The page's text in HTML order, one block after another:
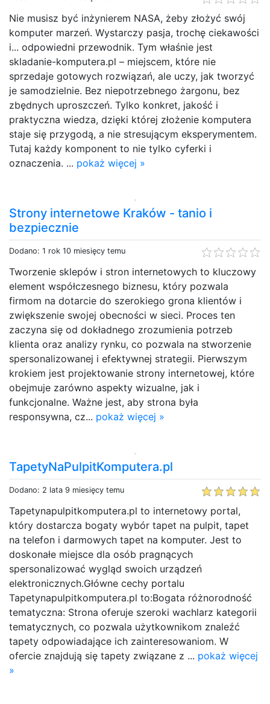
Nie musisz być inżynierem NASA, żeby złożyć swój
komputer marzeń. Wystarczy pasja, trochę ciekawości
i... odpowiedni przewodnik. Tym właśnie jest
skladanie-komputera.pl – miejscem, które nie
sprzedaje gotowych rozwiązań, ale uczy, jak tworzyć
je samodzielnie. Bez niepotrzebnego żargonu, bez
zbędnych uproszczeń. Tylko konkret, jakość i
praktyczna wiedza, dzięki której złożenie komputera
staje się przygodą, a nie stresującym eksperymentem.
Tutaj każdy komponent to nie tylko cyferki i
oznaczenia. ... pokaż więcej »
Strony internetowe Kraków - tanio i
bezpiecznie
Dodano: 1 rok 10 miesięcy temu
Tworzenie sklepów i stron internetowych to kluczowy
element współczesnego biznesu, który pozwala
firmom na dotarcie do szerokiego grona klientów i
zwiększenie swojej obecności w sieci. Proces ten
zaczyna się od dokładnego zrozumienia potrzeb
klienta oraz analizy rynku, co pozwala na stworzenie
spersonalizowanej i efektywnej strategii. Pierwszym
krokiem jest projektowanie strony internetowej, które
obejmuje zarówno aspekty wizualne, jak i
funkcjonalne. Ważne jest, aby strona była
responsywna, cz... pokaż więcej »
TapetyNaPulpitKomputera.pl
Dodano: 2 lata 9 miesięcy temu
Tapetynapulpitkomputera.pl to internetowy portal,
który dostarcza bogaty wybór tapet na pulpit, tapet
na telefon i darmowych tapet na komputer. Jest to
doskonałe miejsce dla osób pragnących
spersonalizować wygląd swoich urządzeń
elektronicznych.Główne cechy portalu
Tapetynapulpitkomputera.pl to:Bogata różnorodność
tematyczna: Strona oferuje szeroki wachlarz kategorii
tematycznych, co pozwala użytkownikom znaleźć
tapety odpowiadające ich zainteresowaniom. W
ofercie znajdują się tapety związane z ... pokaż więcej
»